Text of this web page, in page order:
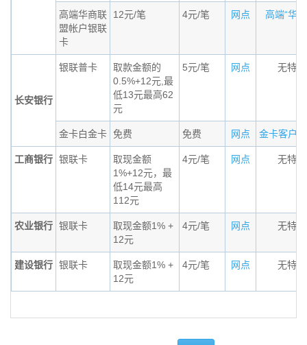
高端华商联
盟帐户银联
卡
12元/笔 4元/笔 网点 高端“华
长安银行
银联普卡
取款金额的
0.5%+12元,最
低13元最高62
元
5元/笔 网点 无特
金卡白金卡 免费 免费 网点 金卡客户
工商银行 银联卡
取现金额
1%+12元，最
低14元最高
112元
4元/笔 网点 无特
农业银行 银联卡
取现金额1% +
12元
4元/笔 网点 无特
建设银行 银联卡
取现金额1% +
12元
4元/笔 网点 无特